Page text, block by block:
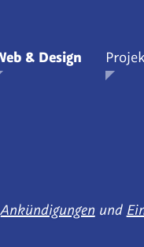
Kommunikation
& Design
Zeige
Ankündigungen und